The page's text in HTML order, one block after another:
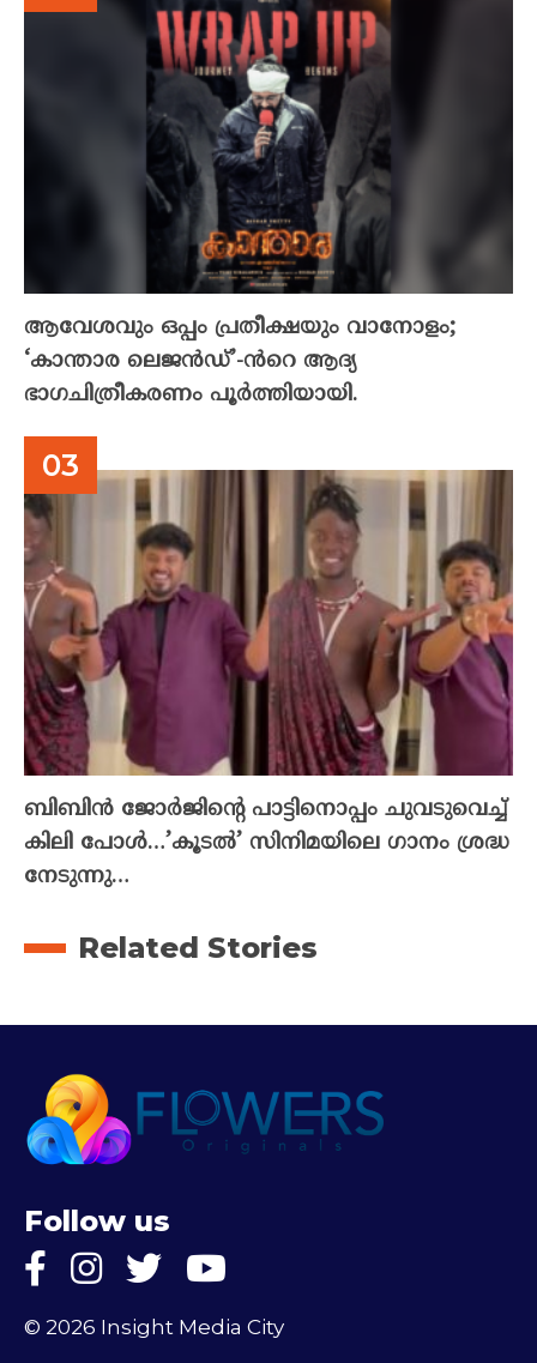
ആവേശവും ഒപ്പം പ്രതീക്ഷയും വാനോളം;
‘കാന്താര ലെജൻഡ്’-ൻറെ ആദ്യ
ഭാഗചിത്രീകരണം പൂർത്തിയായി.
ബിബിൻ ജോർജിന്റെ പാട്ടിനൊപ്പം ചുവടുവെച്ച്
കിലി പോൾ…’കൂടൽ’ സിനിമയിലെ ഗാനം ശ്രദ്ധ
നേടുന്നു…
Related Stories
Follow us
© 2026 Insight Media City